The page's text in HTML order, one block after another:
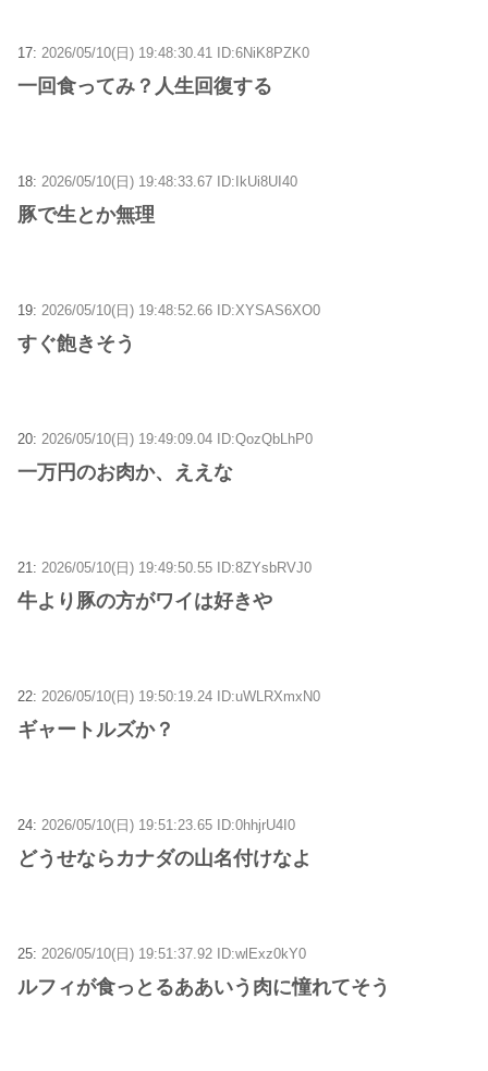
17: 2026/05/10(日) 19:48:30.41 ID:6NiK8PZK0
一回食ってみ？人生回復する
18: 2026/05/10(日) 19:48:33.67 ID:IkUi8UI40
豚で生とか無理
19: 2026/05/10(日) 19:48:52.66 ID:XYSAS6XO0
すぐ飽きそう
20: 2026/05/10(日) 19:49:09.04 ID:QozQbLhP0
一万円のお肉か、ええな
21: 2026/05/10(日) 19:49:50.55 ID:8ZYsbRVJ0
牛より豚の方がワイは好きや
22: 2026/05/10(日) 19:50:19.24 ID:uWLRXmxN0
ギャートルズか？
24: 2026/05/10(日) 19:51:23.65 ID:0hhjrU4I0
どうせならカナダの山名付けなよ
25: 2026/05/10(日) 19:51:37.92 ID:wlExz0kY0
ルフィが食っとるああいう肉に憧れてそう